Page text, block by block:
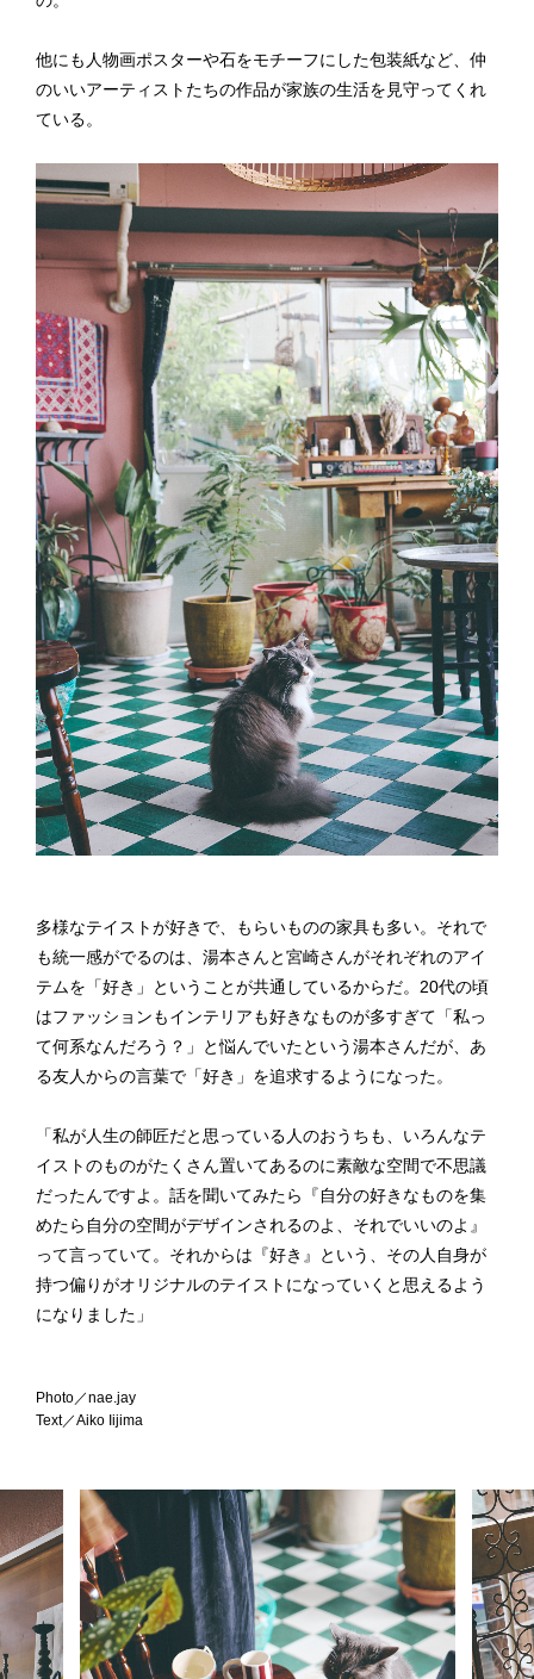
他にも人物画ポスターや石をモチーフにした包装紙など、仲
のいいアーティストたちの作品が家族の生活を見守ってくれ
ている。
多様なテイストが好きで、もらいものの家具も多い。それで
も統一感がでるのは、湯本さんと宮崎さんがそれぞれのアイ
テムを「好き」ということが共通しているからだ。20代の頃
はファッションもインテリアも好きなものが多すぎて「私っ
て何系なんだろう？」と悩んでいたという湯本さんだが、あ
る友人からの言葉で「好き」を追求するようになった。
「私が人生の師匠だと思っている人のおうちも、いろんなテ
イストのものがたくさん置いてあるのに素敵な空間で不思議
だったんですよ。話を聞いてみたら『自分の好きなものを集
めたら自分の空間がデザインされるのよ、それでいいのよ』
って言っていて。それからは『好き』という、その人自身が
持つ偏りがオリジナルのテイストになっていくと思えるよう
になりました」
Photo／nae.jay
Text／Aiko Iijima